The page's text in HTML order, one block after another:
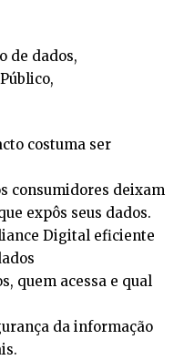
de dados,
costuma ser
consumidores deixam
expôs seus dados.
Digital eficiente
quem acessa e qual
da informação